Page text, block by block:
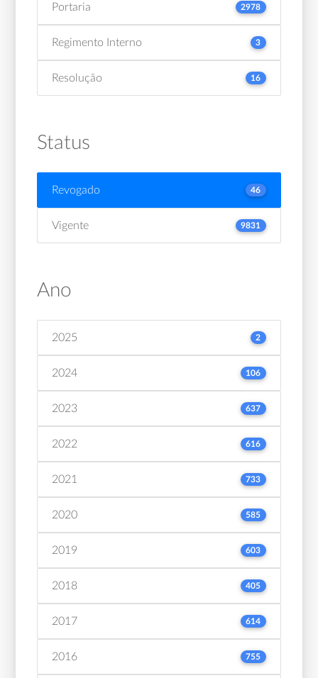
Portaria 2978
Regimento Interno 3
Resolução 16
Status
Revogado 46
Vigente 9831
Ano
2025 2
2024 106
2023 637
2022 616
2021 733
2020 585
2019 603
2018 405
2017 614
2016 755